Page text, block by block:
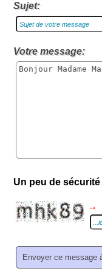
Sujet:
Votre message:
Un peu de sécurité
→